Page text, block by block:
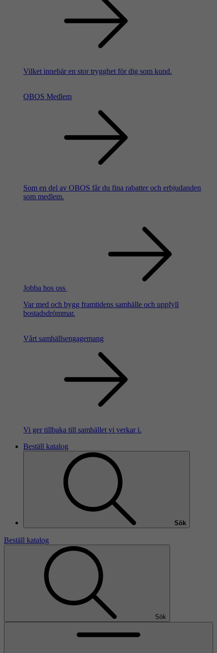
Vilket innebär en stor trygghet för dig som kund.
OBOS Medlem
Som en del av OBOS får du fina rabatter och erbjudanden
som medlem.
Jobba hos oss
Var med och bygg framtidens samhälle och uppfyll
bostadsdrömmar.
Vårt samhällsengagemang
Vi ger tillbaka till samhället vi verkar i.
Beställ katalog
Sök
Beställ katalog
Sök